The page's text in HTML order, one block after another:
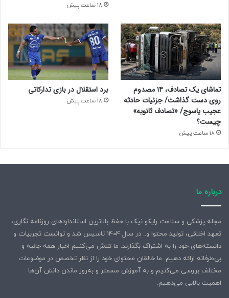
18 ساعت پیش
تماشای یک تصادف، ۱۴ مصدوم
روی دست گذاشت/ جزئیات حادثه
عجیب یاسوج/ «تصادف ثانویه»
چیست؟
18 ساعت پیش
برد استقلال در بازی تدارکاتی
18 ساعت پیش
درباره ما
مجله پزشکی و سلامت رایکو نیک با حفظ بالاترین استانداردهای روزنامه نگاری،
تعهد اخلاقی، تولید محتوا و.. در سال ۱۴۰۴ تاسیس شد و توانست تجربیات و
دانسته‌های خود را به اشتراک بگذارند. ما تلاش می‌کنیم اخبار همه جانبه و
بی‌طرفانه ارائه دهیم. ما خالقان محتوای خود را از نظر تخصص در موضوعات
مختلف بررسی می‌کنیم و به آموزش مسمتر و به‌روز ماندن دانش آن‌ها
اهمیت بالایی می‌دهیم.